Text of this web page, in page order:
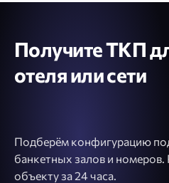
Получите ТКП
отеля или сети
Подберём конфигурацию
банкетных залов и
объекту за 24 часа.